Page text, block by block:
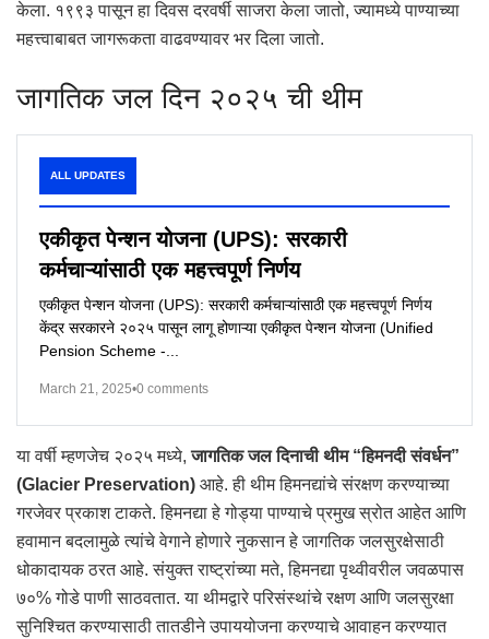
केला. १९९३ पासून हा दिवस दरवर्षी साजरा केला जातो, ज्यामध्ये पाण्याच्या
महत्त्वाबाबत जागरूकता वाढवण्यावर भर दिला जातो.
जागतिक जल दिन २०२५ ची थीम
ALL UPDATES
एकीकृत पेन्शन योजना (UPS): सरकारी
कर्मचाऱ्यांसाठी एक महत्त्वपूर्ण निर्णय
एकीकृत पेन्शन योजना (UPS): सरकारी कर्मचाऱ्यांसाठी एक महत्त्वपूर्ण निर्णय
केंद्र सरकारने २०२५ पासून लागू होणाऱ्या एकीकृत पेन्शन योजना (Unified
Pension Scheme -...
March 21, 2025•0 comments
या वर्षी म्हणजेच २०२५ मध्ये,जागतिक जल दिनाची थीम “हिमनदी संवर्धन”
(Glacier Preservation) आहे. ही थीम हिमनद्यांचे संरक्षण करण्याच्या
गरजेवर प्रकाश टाकते. हिमनद्या हे गोड्या पाण्याचे प्रमुख स्रोत आहेत आणि
हवामान बदलामुळे त्यांचे वेगाने होणारे नुकसान हे जागतिक जलसुरक्षेसाठी
धोकादायक ठरत आहे. संयुक्त राष्ट्रांच्या मते, हिमनद्या पृथ्वीवरील जवळपास
७०% गोडे पाणी साठवतात. या थीमद्वारे परिसंस्थांचे रक्षण आणि जलसुरक्षा
सुनिश्चित करण्यासाठी तातडीने उपाययोजना करण्याचे आवाहन करण्यात